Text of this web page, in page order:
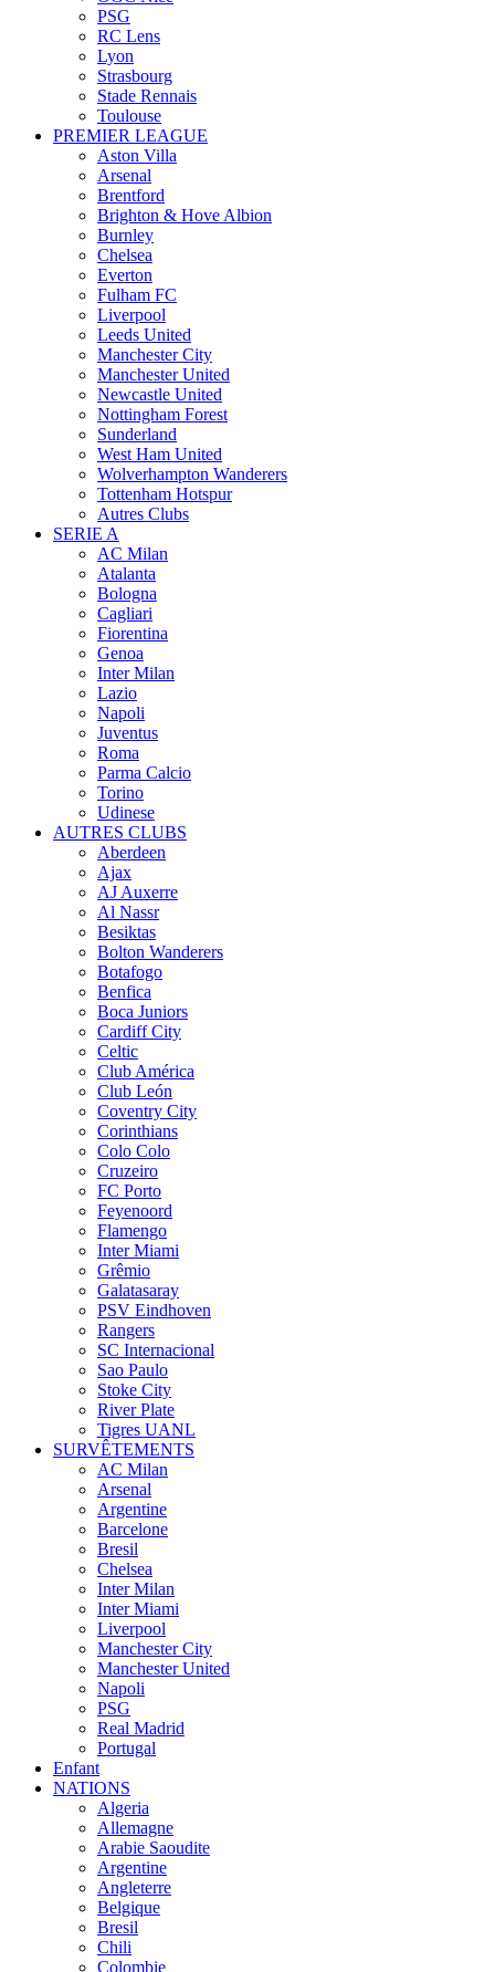
PSG
RC Lens
Lyon
Strasbourg
Stade Rennais
Toulouse
PREMIER LEAGUE
Aston Villa
Arsenal
Brentford
Brighton & Hove Albion
Burnley
Chelsea
Everton
Fulham FC
Liverpool
Leeds United
Manchester City
Manchester United
Newcastle United
Nottingham Forest
Sunderland
West Ham United
Wolverhampton Wanderers
Tottenham Hotspur
Autres Clubs
SERIE A
AC Milan
Atalanta
Bologna
Cagliari
Fiorentina
Genoa
Inter Milan
Lazio
Napoli
Juventus
Roma
Parma Calcio
Torino
Udinese
AUTRES CLUBS
Aberdeen
Ajax
AJ Auxerre
Al Nassr
Besiktas
Bolton Wanderers
Botafogo
Benfica
Boca Juniors
Cardiff City
Celtic
Club América
Club León
Coventry City
Corinthians
Colo Colo
Cruzeiro
FC Porto
Feyenoord
Flamengo
Inter Miami
Grêmio
Galatasaray
PSV Eindhoven
Rangers
SC Internacional
Sao Paulo
Stoke City
River Plate
Tigres UANL
SURVÊTEMENTS
AC Milan
Arsenal
Argentine
Barcelone
Bresil
Chelsea
Inter Milan
Inter Miami
Liverpool
Manchester City
Manchester United
Napoli
PSG
Real Madrid
Portugal
Enfant
NATIONS
Algeria
Allemagne
Arabie Saoudite
Argentine
Angleterre
Belgique
Bresil
Chili
Colombie